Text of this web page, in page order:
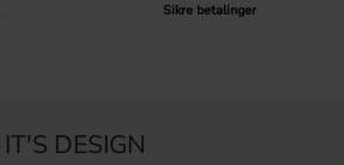
Sikre betalinger
IT'S DESIGN